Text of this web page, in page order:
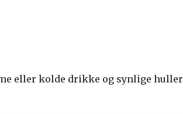
eller kolde drikke og synlige huller